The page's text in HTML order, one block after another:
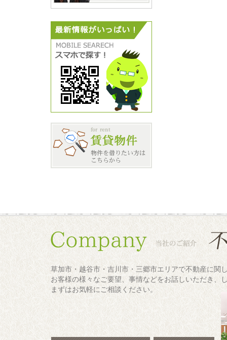
草加市・越谷市・吉川市・三郷市エリアで不動産に関
お客様の様々なご要望、事情などをお話しいただき、
まずはお気軽にご相談ください。